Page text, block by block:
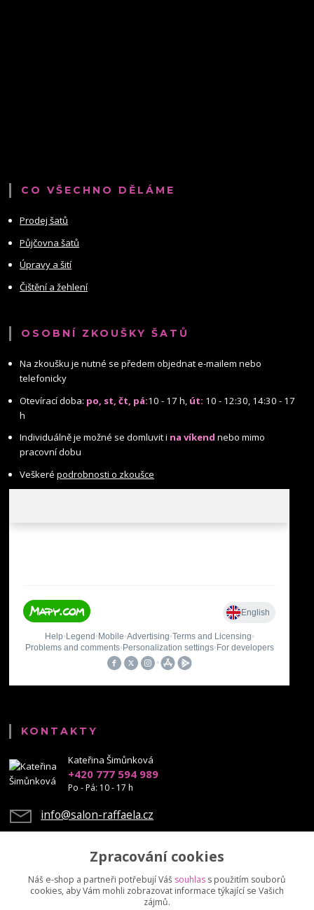
CO VŠECHNO DĚLÁME
Prodej šatů
Půjčovna šatů
Úpravy a šití
Čištění a žehlení
OSOBNÍ ZKOUŠKY ŠATŮ
Na zkoušku je nutné se předem objednat e-mailem nebo
telefonicky
Otevírací doba: po, st, čt, pá:10 - 17 h, út: 10 - 12:30, 14:30 - 17
h
Individuálně je možné se domluvit i na víkend nebo mimo
pracovní dobu
Veškerépodrobnosti o zkoušce
KONTAKTY
Kateřina Šimůnková
+420 777 594 989
Po - Pá: 10 - 17 h
info@salon-raffaela.cz
Upravit sběr cookies.
Zpracování cookies
Náš e-shop a partneři potřebují Váš souhlas s použitím souborů
cookies, aby Vám mohli zobrazovat informace týkající se Vašich
zájmů.